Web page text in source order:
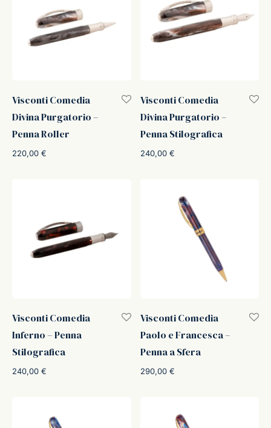
Visconti Comedia
Divina Purgatorio –
Penna Roller
220,00 €
Visconti Comedia
Divina Purgatorio –
Penna Stilografica
240,00 €
Visconti Comedia
Inferno – Penna
Stilografica
240,00 €
Visconti Comedia
Paolo e Francesca –
Penna a Sfera
290,00 €